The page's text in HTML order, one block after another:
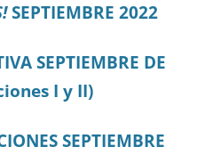
SEPTIEMBRE 2022
SEPTIEMBRE DE
I y II)
SEPTIEMBRE